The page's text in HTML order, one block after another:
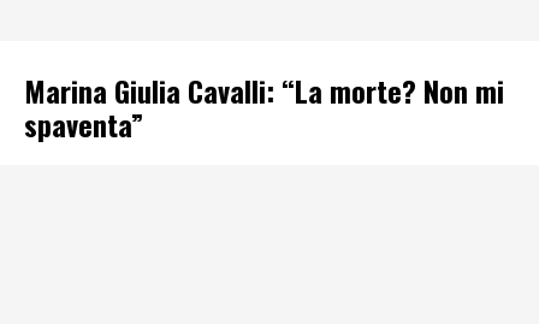
Marina Giulia Cavalli: “La morte? Non mi
spaventa”